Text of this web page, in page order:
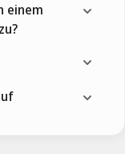
einem